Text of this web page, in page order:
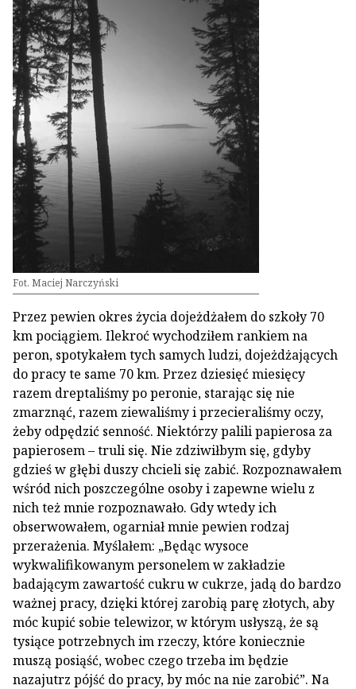
Fot. Maciej Narczyński
Przez pewien okres życia dojeżdżałem do szkoły 70
km pociągiem. Ilekroć wychodziłem rankiem na
peron, spotykałem tych samych ludzi, dojeżdżających
do pracy te same 70 km. Przez dziesięć miesięcy
razem dreptaliśmy po peronie, starając się nie
zmarznąć, razem ziewaliśmy i przecieraliśmy oczy,
żeby odpędzić senność. Niektórzy palili papierosa za
papierosem – truli się. Nie zdziwiłbym się, gdyby
gdzieś w głębi duszy chcieli się zabić. Rozpoznawałem
wśród nich poszczególne osoby i zapewne wielu z
nich też mnie rozpoznawało. Gdy wtedy ich
obserwowałem, ogarniał mnie pewien rodzaj
przerażenia. Myślałem: „Będąc wysoce
wykwalifikowanym personelem w zakładzie
badającym zawartość cukru w cukrze, jadą do bardzo
ważnej pracy, dzięki której zarobią parę złotych, aby
móc kupić sobie telewizor, w którym usłyszą, że są
tysiące potrzebnych im rzeczy, które koniecznie
muszą posiąść, wobec czego trzeba im będzie
nazajutrz pójść do pracy, by móc na nie zarobić”. Na